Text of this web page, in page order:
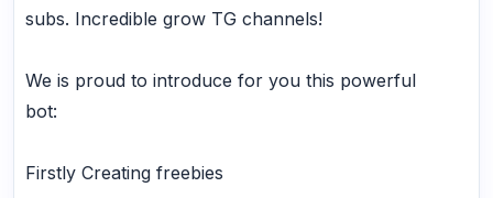
subs. Incredible grow TG channels!
We is proud to introduce for you this powerful
bot:
Firstly Creating freebies